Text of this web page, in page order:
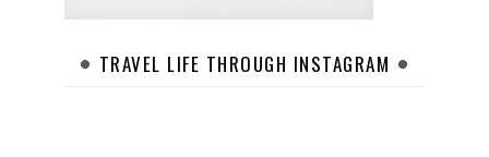
TRAVEL LIFE THROUGH INSTAGRAM